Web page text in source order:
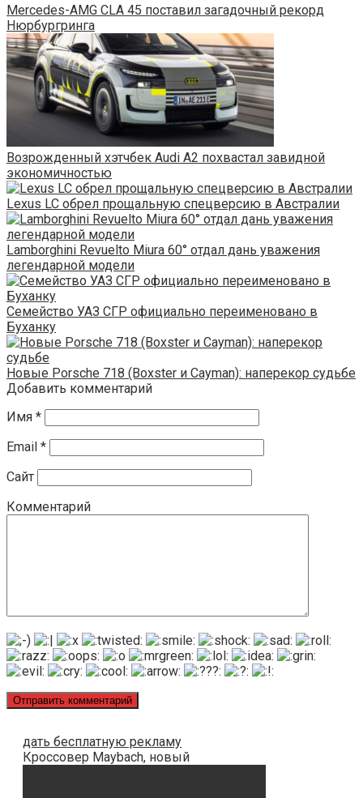
Mercedes-AMG CLA 45 поставил загадочный рекорд
Нюрбургринга
Возрожденный хэтчбек Audi A2 похвастал завидной
экономичностью
Lexus LC обрел прощальную спецверсию в Австралии
Lamborghini Revuelto Miura 60° отдал дань уважения
легендарной модели
Семейство УАЗ СГР официально переименовано в
Буханку
Новые Porsche 718 (Boxster и Cayman): наперекор судьбе
Добавить комментарий
Имя *
Email *
Сайт
Комментарий
дать бесплатную рекламу
Кроссовер Maybach, новый